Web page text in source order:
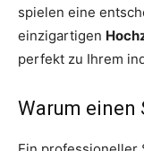
spielen eine
einzigartigen
perfekt zu Ihrem
Warum einen